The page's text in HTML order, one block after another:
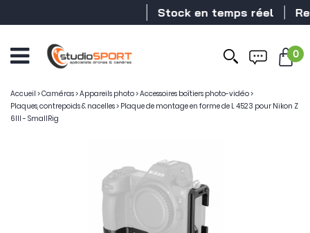
Stock en temps réel
0
Accueil >Caméras>Appareils photo>Accessoires boîtiers photo-vidéo>
Plaques, contrepoids & nacelles> Plaque de montage en forme de L 4523 pour Nikon Z
6III - SmallRig